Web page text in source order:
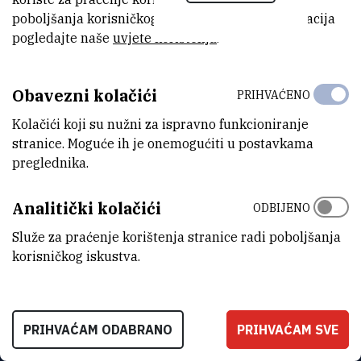
(IRB), pokazali su da84% „Ruđerovaca“ ne podržava
način rada
i rezultate koje je postigla bivša ravnateljica dr. Danica Ramljak.
84_posto-
(398,8 kB)
INSTITUT RUĐER BOŠKOVIĆ
poboljšanja korisničkog iskustva. Za više informacija
pogledajte naše uvjete korištenja.
Obavezni kolačići
Kolačići koji su nužni za ispravno funkcioniranje
stranice. Moguće ih je onemogućiti u postavkama
preglednika.
PRIHVAĆENO
Analitički kolačići
Služe za praćenje korištenja stranice radi poboljšanja
korisničkog iskustva.
ODBIJENO
PRIHVAĆAM ODABRANO PRIHVAĆAM SVE